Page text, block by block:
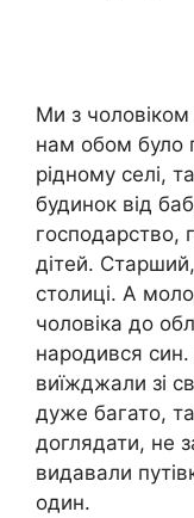
Ми з
нам обом було
рідному селі,
будинок від
господарство,
дітей.
столиці. А
чоловіка до
народився
виїжджали зі
дуже багато,
доглядати, не
видавали
один.